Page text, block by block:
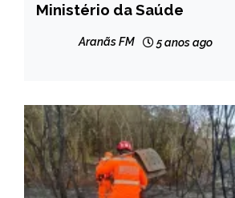
NOTÍCIAS
Ministério da Saúde
Aranãs FM 5 anos ago